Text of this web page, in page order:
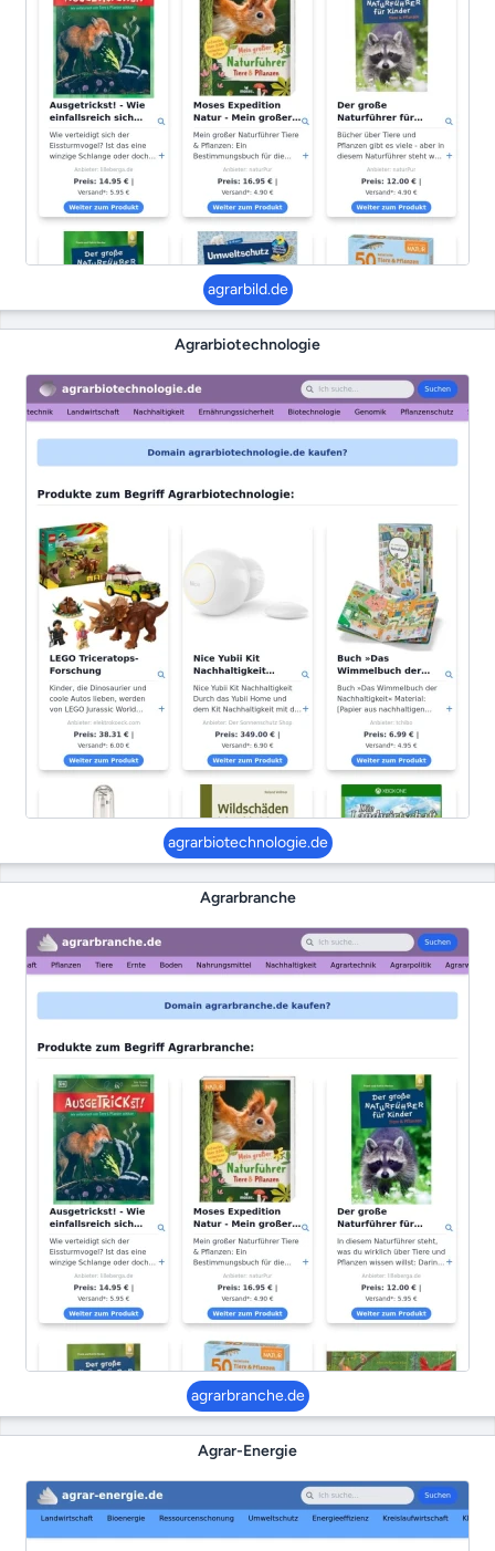
agrarbild.de
Agrarbiotechnologie
agrarbiotechnologie.de
Agrarbranche
agrarbranche.de
Agrar-Energie